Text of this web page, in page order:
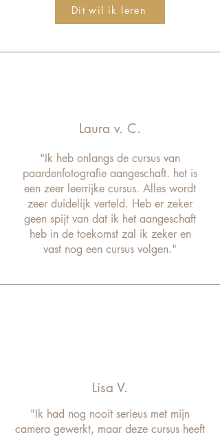
Dit wil ik leren
Laura v. C.
"Ik heb onlangs de cursus van
paardenfotografie aangeschaft. het is
een zeer leerrijke cursus. Alles wordt
zeer duidelijk verteld. Heb er zeker
geen spijt van dat ik het aangeschaft
heb in de toekomst zal ik zeker en
vast nog een cursus volgen."
Lisa V.
"Ik had nog nooit serieus met mijn
camera gewerkt, maar deze cursus heeft